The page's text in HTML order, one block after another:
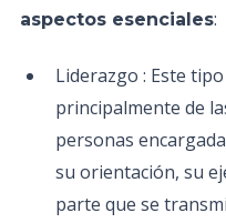
aspectos esenciales:
Liderazgo : Este
principalmente de
personas
su orientación, su
parte que se